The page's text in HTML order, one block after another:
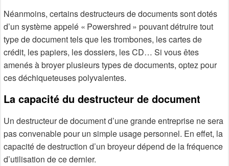
Néanmoins, certains destructeurs de documents sont dotés
d’un système appelé « Powershred » pouvant détruire tout
type de document tels que les trombones, les cartes de
crédit, les papiers, les dossiers, les CD… Si vous êtes
amenés à broyer plusieurs types de documents, optez pour
ces déchiqueteuses polyvalentes.
La capacité du destructeur de document
Un destructeur de document d’une grande entreprise ne sera
pas convenable pour un simple usage personnel. En effet, la
capacité de destruction d’un broyeur dépend de la fréquence
d’utilisation de ce dernier.